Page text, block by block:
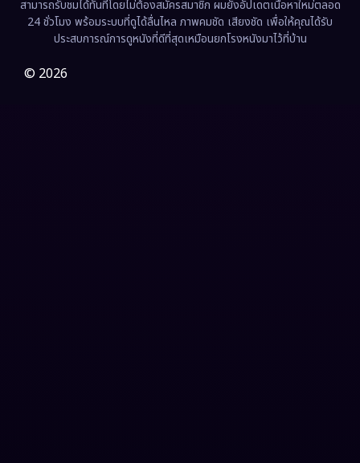
Film (57)
Gothic
สามารถรับชมได้ทันทีโดยไม่ต้องสมัครสมาชิก ผมยังอัปเดตเนื้อหาใหม่ตลอด
24 ชั่วโมง พร้อมระบบที่ดูได้ลื่นไหล ภาพคมชัด เสียงชัด เพื่อให้คุณได้รับ
ประสบการณ์การดูหนังที่ดีที่สุดเหมือนยกโรงหนังมาไว้ที่บ้าน
© 2026